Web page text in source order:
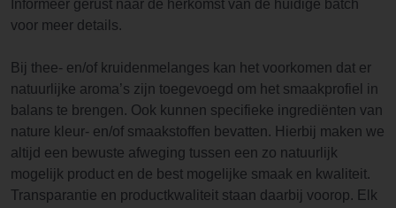
Informeer gerust naar de herkomst van de huidige batch
voor meer details.
Bij thee- en/of kruidenmelanges kan het voorkomen dat er
natuurlijke aroma’s zijn toegevoegd om het smaakprofiel in
balans te brengen. Ook kunnen specifieke ingrediënten van
nature kleur- en/of smaakstoffen bevatten. Hierbij maken we
altijd een bewuste afweging tussen een zo natuurlijk
mogelijk product en de best mogelijke smaak en kwaliteit.
Transparantie en productkwaliteit staan daarbij voorop. Elk